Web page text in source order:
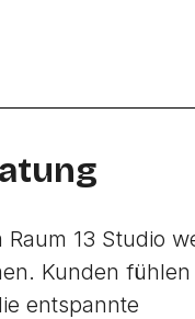
13 Studio
Kunden fühlen
entspannte